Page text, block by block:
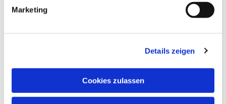
Marketing
Details zeigen
Cookies zulassen